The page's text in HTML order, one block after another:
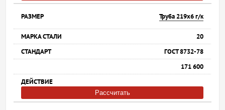
Труба 219х6 г/к
20
ГОСТ 8732-78
171 600
Рассчитать